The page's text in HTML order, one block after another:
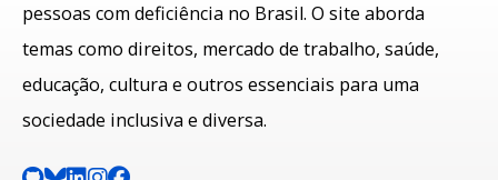
pessoas com deficiência no Brasil. O site aborda
temas como direitos, mercado de trabalho, saúde,
educação, cultura e outros essenciais para uma
sociedade inclusiva e diversa.